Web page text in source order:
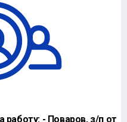
- Поваров, з/п от